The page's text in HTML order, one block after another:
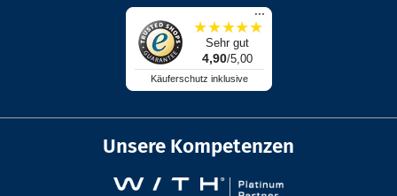
...
★★★★★
Sehr gut
4,90/5,00
Käuferschutz inklusive
Unsere Kompetenzen